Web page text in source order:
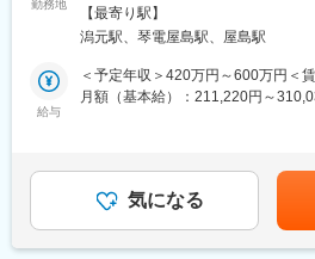
た営業を行う支店所属メンバーのサ
業全体の推進に貢献いただくポジシ
＜具体的には…＞
・大手メーカーとの連携による拡
術教育や組織サポートも担当するな
勤務地
変更の範囲：会社の定める事業所
【最寄り駅】
潟元駅、琴電屋島駅、屋島駅
給与
＜予定年収＞420万円～600万円＜
月額（基本給）：211,220円～
予定年収は経験・年齢・スキルなど
ます。■昇給：年1回（4月）3,000
（平均4.18ヶ月／年）賃金はあくま
を通じて上下する可能性がありま
気になる